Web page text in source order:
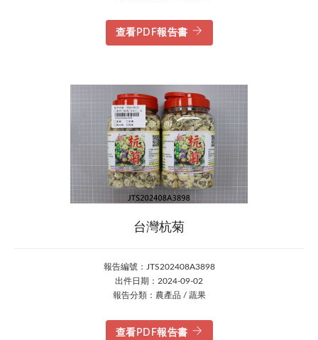
查看PDF報告書
台灣杭菊
報告編號：JTS202408A3898
出件日期：2024-09-02
報告分類：農產品 / 蔬果
查看PDF報告書